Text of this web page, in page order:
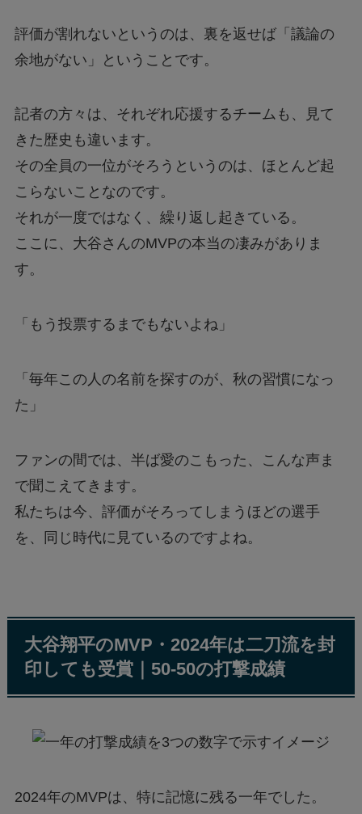
評価が割れないというのは、裏を返せば「議論の
余地がない」ということです。
記者の方々は、それぞれ応援するチームも、見て
きた歴史も違います。
その全員の一位がそろうというのは、ほとんど起
こらないことなのです。
それが一度ではなく、繰り返し起きている。
ここに、大谷さんのMVPの本当の凄みがありま
す。
「もう投票するまでもないよね」
「毎年この人の名前を探すのが、秋の習慣になっ
た」
ファンの間では、半ば愛のこもった、こんな声ま
で聞こえてきます。
私たちは今、評価がそろってしまうほどの選手
を、同じ時代に見ているのですよね。
大谷翔平のMVP・2024年は二刀流を封
印しても受賞｜50-50の打撃成績
2024年のMVPは、特に記憶に残る一年でした。